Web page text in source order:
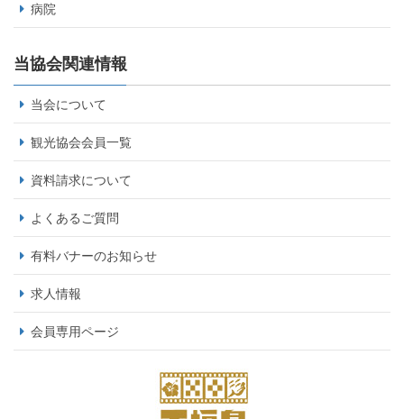
病院
当協会関連情報
当会について
観光協会会員一覧
資料請求について
よくあるご質問
有料バナーのお知らせ
求人情報
会員専用ページ